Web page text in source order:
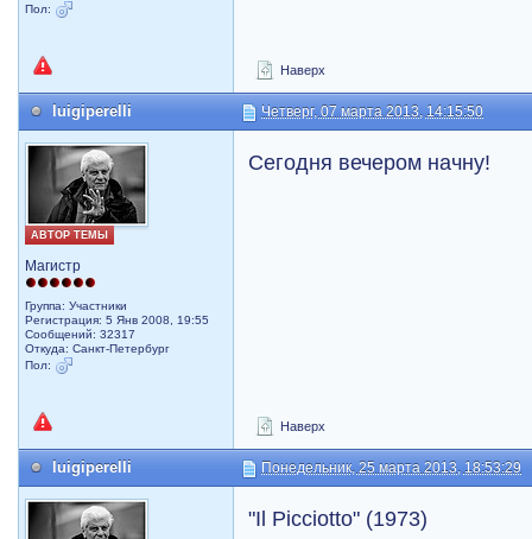
Пол:
Наверх
luigiperelli Четверг, 07 марта 2013, 14:15:50
АВТОР ТЕМЫ
Магистр
Группа: Участники
Регистрация: 5 Янв 2008, 19:55
Сообщений: 32317
Откуда: Санкт-Петербург
Пол:
Сегодня вечером начну!
Наверх
luigiperelli Понедельник, 25 марта 2013, 18:53:29
"Il Picciotto" (1973)